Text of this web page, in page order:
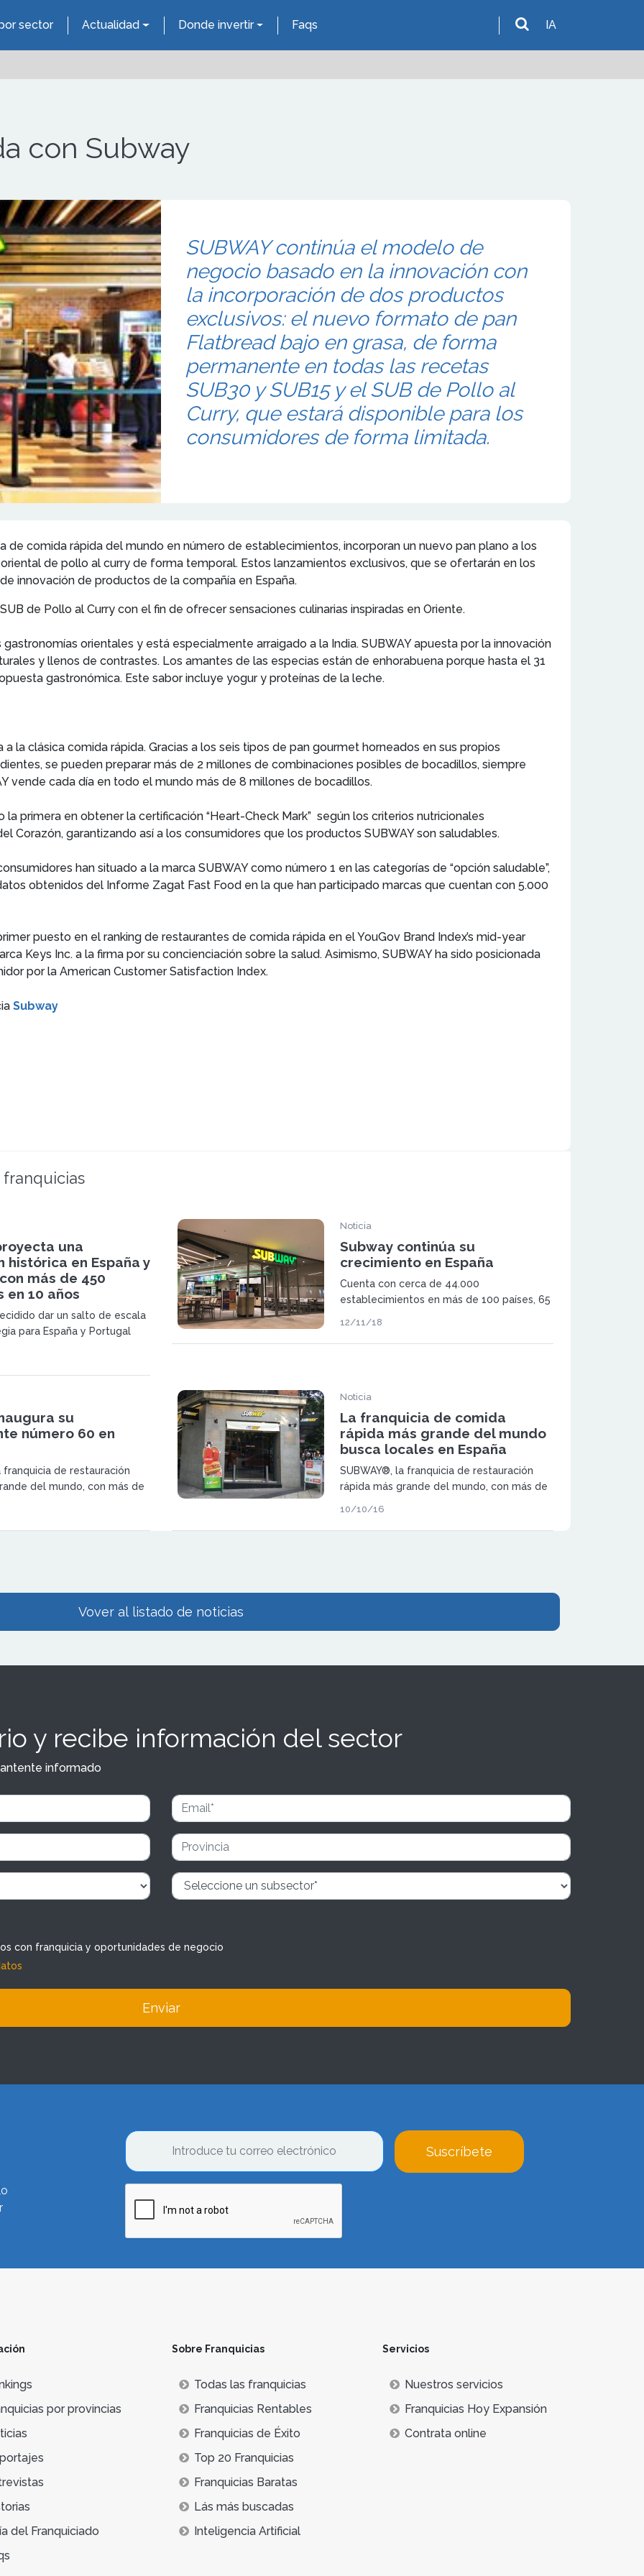
sector Actualidad Donde invertir Faqs IA
con Subway
SUBWAY continúa el modelo de
negocio basado en la innovación con
la incorporación de dos productos
exclusivos: el nuevo formato de pan
Flatbread bajo en grasa, de forma
permanente en todas las recetas
SUB30 y SUB15 y el SUB de Pollo al
Curry, que estará disponible para los
consumidores de forma limitada.
de comida rápida del mundo en número de establecimientos, incorporan un nuevo pan plano a los
de pollo al curry de forma temporal. Estos lanzamientos exclusivos, que se ofertarán en los
innovación de productos de la compañía en España.
de Pollo al Curry con el fin de ofrecer sensaciones culinarias inspiradas en Oriente.
orientales y está especialmente arraigado a la India. SUBWAY apuesta por la innovación
y llenos de contrastes. Los amantes de las especias están de enhorabuena porque hasta el 31
gastronómica. Este sabor incluye yogur y proteínas de la leche.
la clásica comida rápida. Gracias a los seis tipos de pan gourmet horneados en sus propios
se pueden preparar más de 2 millones de combinaciones posibles de bocadillos, siempre
vende cada día en todo el mundo más de 8 millones de bocadillos.
la primera en obtener la certificación “Heart-Check Mark” según los criterios nutricionales
Corazón, garantizando así a los consumidores que los productos SUBWAY son saludables.
han situado a la marca SUBWAY como número 1 en las categorías de “opción saludable”,
obtenidos del Informe Zagat Fast Food en la que han participado marcas que cuentan con 5.000
puesto en el ranking de restaurantes de comida rápida en el YouGov Brand Index’s mid-year
Keys Inc. a la firma por su concienciación sobre la salud. Asimismo, SUBWAY ha sido posicionada
por la American Customer Satisfaction Index.
Subway
franquicias
una
histórica en España y
más de 450
en 10 años
dar un salto de escala
para España y Portugal
el Grupo Vierci permitirá
450 aperturas en los
Noticia
Subway continúa su
crecimiento en España
Cuenta con cerca de 44.000
establecimientos en más de 100 países, 65
12/11/18
su
número 60 en
franquicia de restauración
del mundo, con más de
60 en España.
Noticia
La franquicia de comida
rápida más grande del mundo
busca locales en España
SUBWAY®, la franquicia de restauración
rápida más grande del mundo, con más de
España para seguir incrementando su
10/10/16
Vover al listado de noticias
y recibe información del sector
informado
con franquicia y oportunidades de negocio
Enviar
Suscríbete
por provincias
del Franquiciado
Sobre Franquicias
Todas las franquicias
Franquicias Rentables
Franquicias de Éxito
Top 20 Franquicias
Franquicias Baratas
Lás más buscadas
Inteligencia Artificial
Servicios
Nuestros servicios
Franquicias Hoy Expansión
Contrata online